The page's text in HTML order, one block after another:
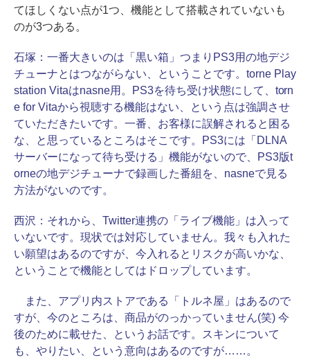
てほしくない点が1つ、機能として搭載されていないも
のが3つある。
石塚： 一番大きいのは「黒い箱」つまりPS3用の地デジ
チューナとはつながらない、ということです。torne Play
station Vitaはnasne用。PS3を待ち受け状態にして、torn
e for Vitaから視聴する機能はない、という点は強調させ
ていただきたいです。一番、お客様に誤解されると困る
な、と思っているところはそこです。PS3には「DLNA
サーバーになって待ち受ける」機能がないので、PS3版t
orneの地デジチューナで録画した番組を、nasneで見る
方法がないのです。
西沢： それから、Twitter連携の「ライブ機能」は入って
いないです。現状では対応していません。我々も入れた
い願望はあるのですが、今入れるとリスクが高いかな、
ということで機能としてはドロップしています。
また、アプリ内ストアである「トルネ屋」はあるので
すが、今のところは、商品がのっかっていません(笑) 今
後のために載せた、というお話です。スキンについて
も、やりたい、という意向はあるのですが……。